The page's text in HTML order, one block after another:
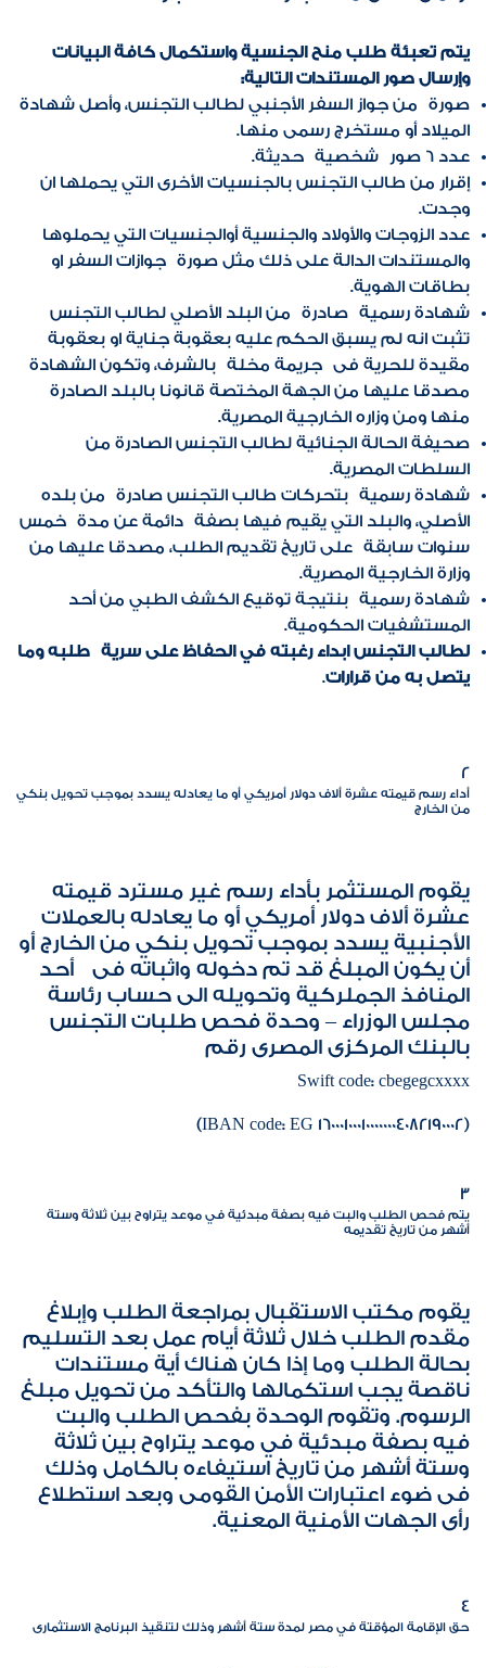
يتم تعبئة طلب منح الجنسية واستكمال كافة البيانات
وإرسال صور المستندات التالية:
صورة من جواز السفر الأجنبي لطالب التجنس، وأصل شهادة
الميلاد أو مستخرج رسمى منها.
عدد 6 صور شخصية حديثة.
إقرار من طالب التجنس بالجنسيات الأخرى التي يحملها ان
وجدت.
عدد الزوجات والأولاد والجنسية أوالجنسيات التي يحملوها
والمستندات الدالة على ذلك مثل صورة جوازات السفر او
بطاقات الهوية.
شهادة رسمية صادرة من البلد الأصلي لطالب التجنس
تثبت انه لم يسبق الحكم عليه بعقوبة جناية او بعقوبة
مقيدة للحرية فى جريمة مخلة بالشرف، وتكون الشهادة
مصدقا عليها من الجهة المختصة قانونا بالبلد الصادرة
منها ومن وزاره الخارجية المصرية.
صحيفة الحالة الجنائية لطالب التجنس الصادرة من
السلطات المصرية.
شهادة رسمية بتحركات طالب التجنس صادرة من بلده
الأصلي، والبلد التي يقيم فيها بصفة دائمة عن مدة خمس
سنوات سابقة على تاريخ تقديم الطلب، مصدقا عليها من
وزارة الخارجية المصرية.
شهادة رسمية بنتيجة توقيع الكشف الطبي من أحد
المستشفيات الحكومية.
لطالب التجنس ابداء رغبته في الحفاظ على سرية طلبه وما
يتصل به من قرارات.
2
أداء رسم قيمته عشرة ألاف دولار أمريكي أو ما يعادله يسدد بموجب تحويل بنكي
من الخارج
يقوم المستثمر بأداء رسم غير مسترد قيمته
عشرة ألاف دولار أمريكي أو ما يعادله بالعملات
الأجنبية يسدد بموجب تحويل بنكي من الخارج أو
أن يكون المبلغ قد تم دخوله واثباته فى أحد
المنافذ الجملركية وتحويله الى حساب رئاسة
مجلس الوزراء – وحدة فحص طلبات التجنس
بالبنك المركزى المصرى رقم
Swift code: cbegegcxxxx
(IBAN code: EG 160001000100000004082190002)
3
يتم فحص الطلب والبت فيه بصفة مبدئية في موعد يتراوح بين ثلاثة وستة
أشهر من تاريخ تقديمه
يقوم مكتب الاستقبال بمراجعة الطلب وإبلاغ
مقدم الطلب خلال ثلاثة أيام عمل بعد التسليم
بحالة الطلب وما إذا كان هناك أية مستندات
ناقصة يجب استكمالها والتأكد من تحويل مبلغ
الرسوم. وتقوم الوحدة بفحص الطلب والبت
فيه بصفة مبدئية في موعد يتراوح بين ثلاثة
وستة أشهر من تاريخ استيفاءه بالكامل وذلك
فى ضوء اعتبارات الأمن القومى وبعد استطلاع
رأى الجهات الأمنية المعنية.
4
حق الإقامة المؤقتة في مصر لمدة ستة أشهر وذلك لتنقيذ البرنامج الاستثمارى